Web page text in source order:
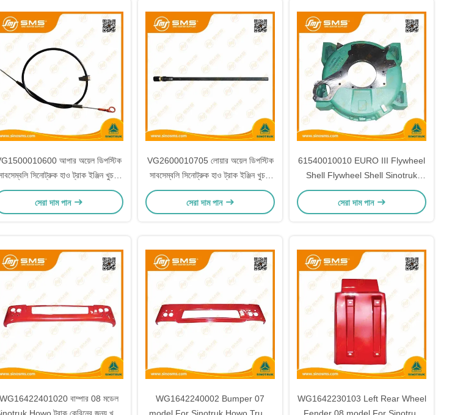
আপার অয়েল ডিপস্টিক
সিনোট্রুক হাও ট্রাক ইঞ্জিন খুচরা
যন্ত্রাংশ
সেরা দাম পান
VG2600010705 লোয়ার অয়েল ডিপস্টিক
সাবসেম্বলি সিনোট্রুক হাও ট্রাক ইঞ্জিন খুচরা
যন্ত্রাংশ
সেরা দাম পান
61540010010 EURO III Flywheel
Shell Flywheel Shell Sinotruk
Howo ট্রাক ইঞ্জিন খুচরা যন্ত্রাংশ
সেরা দাম পান
WG16422401020 বাম্পার 08 মডেল
WG1642240002 Bumper 07
WG1642230103 Left Rear Wheel